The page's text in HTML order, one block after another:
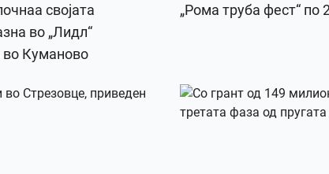
својата
во „Лидл“
во Куманово
„Рома труба фест“ по